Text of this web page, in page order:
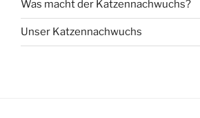
Was macht der Katzennachwuchs?
Unser Katzennachwuchs